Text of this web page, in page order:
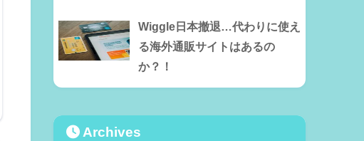
Wiggle日本撤退…代わりに使え
る海外通販サイトはあるの
か？！
Archives